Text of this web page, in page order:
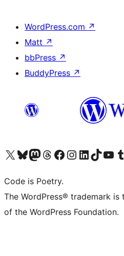
WordPress.com ↗
Matt ↗
bbPress ↗
BuddyPress ↗
Bezoek ons X (voorheen Twitter) account
Bezoek onze Bluesky account
Bezoek ons Mastodon account
Bezoek onze Threads account
Onze Facebookpagina bezoeken
Bezoek onze Instagram account
Bezoek onze LinkedIn account
Bezoek onze TikTok
Bezoek ons
Code is Poetry.
The WordPress® trademark
of the WordPress Foundation.